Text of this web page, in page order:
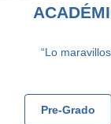
“Lo
Pre-Grado